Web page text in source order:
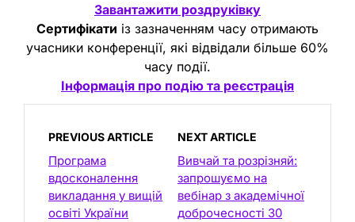
Завантажити роздруківку
Сертифікати із зазначенням часу отримають
учасники конференції, які відвідали більше 60%
часу події.
Інформація про подію та реєстрація
PREVIOUS ARTICLE
Програма
вдосконалення
викладання у вищій
освіті України
NEXT ARTICLE
Вивчай та розрізняй:
запрошуємо на
вебінар з академічної
доброчесності 30